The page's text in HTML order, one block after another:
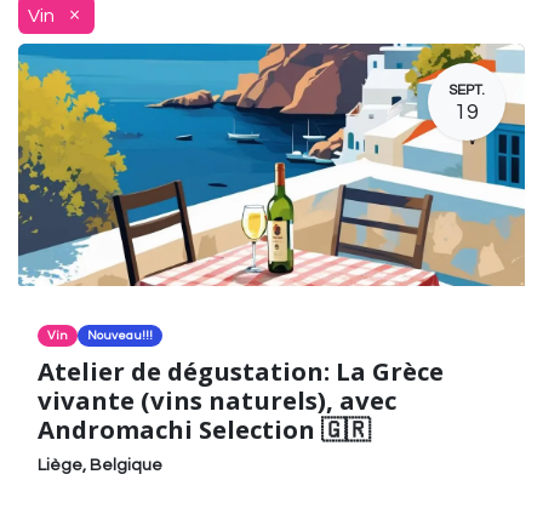
Vin ×
SEPT.
19
Vin Nouveau!!!
Atelier de dégustation: La Grèce
vivante (vins naturels), avec
Andromachi Selection 🇬🇷
Liège, Belgique